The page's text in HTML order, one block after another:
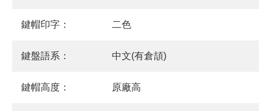
鍵帽印字： 二色
鍵盤語系： 中文(有倉頡)
鍵帽高度： 原廠高